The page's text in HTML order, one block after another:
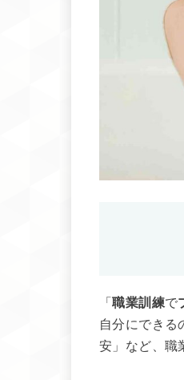
「職業訓練で
自分にできる
安」など、職